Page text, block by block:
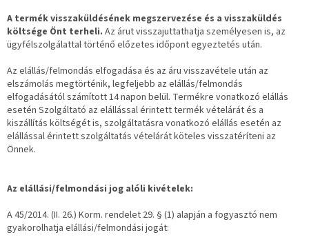
A termék visszaküldésének megszervezése és a visszaküldés
költsége Önt terheli. Az árut visszajuttathatja személyesen is, az
ügyfélszolgálattal történő előzetes időpont egyeztetés után.
Az elállás/felmondás elfogadása és az áru visszavétele után az
elszámolás megtörténik, legfeljebb az elállás/felmondás
elfogadásától számított 14 napon belül. Termékre vonatkozó elállás
esetén Szolgáltató az elállással érintett termék vételárát és a
kiszállítás költségét is, szolgáltatásra vonatkozó elállás esetén az
elállással érintett szolgáltatás vételárát köteles visszatéríteni az
Önnek.
Az elállási/felmondási jog alóli kivételek:
A 45/2014. (II. 26.) Korm. rendelet 29. § (1) alapján a fogyasztó nem
gyakorolhatja elállási/felmondási jogát: